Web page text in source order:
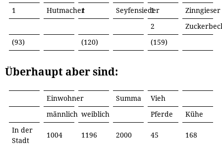
1
Hutmacher
1 Seyfensieder
1
Zinngieser
2
(93)
(120) (159)
Überhaupt aber sind:
Einwohner Summa
Vieh
männlich weiblich Pferde
Kühe
In der
Stadt
1004 1196 2000 45 168